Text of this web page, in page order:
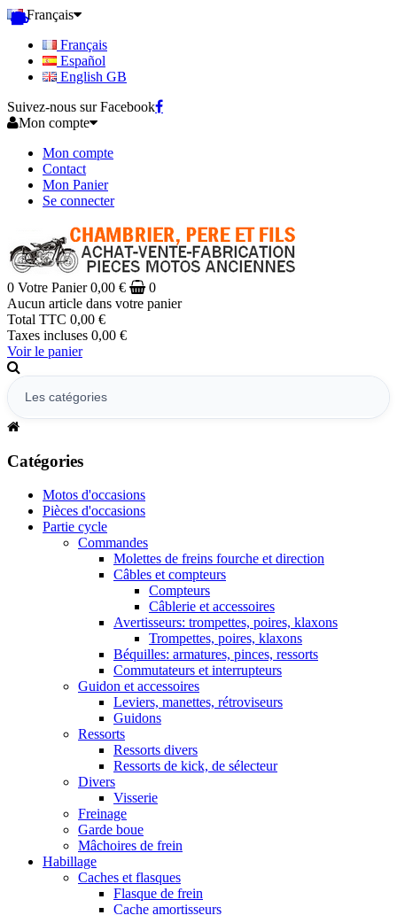
Français
Français
Español
English GB
Suivez-nous sur Facebook
Mon compte
Mon compte
Contact
Mon Panier
Se connecter
0 Votre Panier 0,00 €
0
Aucun article dans votre panier
Total TTC 0,00 €
Taxes incluses 0,00 €
Voir le panier
Catégories
Motos d'occasions
Pièces d'occasions
Partie cycle
Commandes
Molettes de freins fourche et direction
Câbles et compteurs
Compteurs
Câblerie et accessoires
Avertisseurs: trompettes, poires, klaxons
Trompettes, poires, klaxons
Béquilles: armatures, pinces, ressorts
Commutateurs et interrupteurs
Guidon et accessoires
Leviers, manettes, rétroviseurs
Guidons
Ressorts
Ressorts divers
Ressorts de kick, de sélecteur
Divers
Visserie
Freinage
Garde boue
Mâchoires de frein
Habillage
Caches et flasques
Flasque de frein
Cache amortisseurs